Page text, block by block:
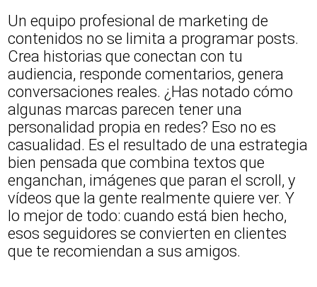
Un equipo profesional de marketing de
contenidos no se limita a programar posts.
Crea historias que conectan con tu
audiencia, responde comentarios, genera
conversaciones reales. ¿Has notado cómo
algunas marcas parecen tener una
personalidad propia en redes? Eso no es
casualidad. Es el resultado de una estrategia
bien pensada que combina textos que
enganchan, imágenes que paran el scroll, y
vídeos que la gente realmente quiere ver. Y
lo mejor de todo: cuando está bien hecho,
esos seguidores se convierten en clientes
que te recomiendan a sus amigos.